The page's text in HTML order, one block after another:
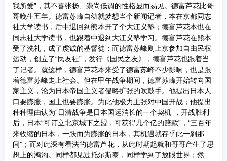
我所爱”，其不喜张扬、崇尚低调的性格显而易见。德富芦花比哥
哥晚生五年。德富苏峰自幼就梦想当个新闻记者，本在京都同志
社大学读书，后中退回到熊本开了个大江义塾；德富芦花本也在
同志社大学读书，也跟着中退到大江义塾学习。德富芦花在熊本
受了洗礼，成了虔诚的基督徒；而德富苏峰则上京参加自由民权
运动，创立了“民友社”，发行《国民之友》，德富芦花也跟着当
了记者。就这样，德富芦花本来受了德富苏峰不少影响，也是跟
着德富苏峰走上社会。但在甲午战争期间，德富苏峰开始转向国
家主义，沦为日本帝国主义者侵略扩张的吹鼓手。他提出日本人
口要膨胀，国土也要膨胀。为此他极力主张对中国开战；他提出
种种理由认为“日清战争是日本国运消长的一个契机”，开战胜利
后，日本“可订立北京城下之盟，可获得几个亿的赔款”，“三百年
来收缩的日本，一跃而为膨胀的日本，其机遇就存乎此一刹那
间”；而对此深有看法的德富芦花，从此时期起就和哥哥产生了思
想上的鸿沟。同样都见过托尔斯泰，同样学到了放眼世界；然